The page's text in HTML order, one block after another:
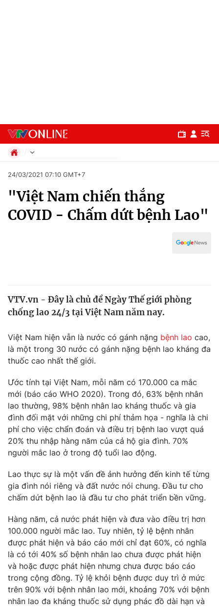
Chuyên mục
Chính trị
Y tế
Thế giới
Tin tức
Câu chuyện quốc tế
Kinh tế
Tài chính
Thị trường
Góc doanh nghiệp
Dữ liệu và đời sống
Truyền hình
Phim VTV
Hậu trường
Nhân vật
Khán giả
Giải sao mai
Giải trí
Điện ảnh
Âm nhạc
Đời sống
Du lịch
Làm đẹp
Chất lượng cuộc sống
Tuyển sinh
Học trực tuyến
Công nghệ
Hitech Công nghệ tương lai
Sản phẩm
Thị trường
Giao lưu trực tuyến
Lịch phát sóng
Xã hội
Pháp luật
Kinh tế
Thể thao
Giáo dục
24/03/2021 07:10 GMT+7
"Việt Nam chiến thắng
COVID - Chấm dứt bệnh Lao"
VTV.vn - Đây là chủ đề Ngày Thế giới phòng
chống lao 24/3 tại Việt Nam năm nay.
Việt Nam hiện vẫn là nước có gánh nặng bệnh lao cao,
là một trong 30 nước có gánh nặng bệnh lao kháng đa
thuốc cao nhất thế giới.
Ước tính tại Việt Nam, mỗi năm có 170.000 ca mắc
mới (báo cáo WHO 2020). Trong đó, 63% bệnh nhân
lao thường, 98% bệnh nhân lao kháng thuốc và gia
đình đối mặt với những chi phí thảm họa - nghĩa là chi
phí cho việc chẩn đoán và điều trị bệnh lao vượt quá
20% thu nhập hàng năm của cả hộ gia đình. 70%
người mắc lao ở trong độ tuổi lao động.
Lao thực sự là một vấn đề ảnh hưởng đến kinh tế từng
gia đình nói riêng và đất nước nói chung. Đầu tư cho
chấm dứt bệnh lao là đầu tư cho phát triển bền vững.
Hàng năm, cả nước phát hiện và đưa vào điều trị hơn
100.000 người mắc lao. Tuy nhiên, tỷ lệ bệnh nhân
được phát hiện và báo cáo mới chỉ đạt 60%, có nghĩa
là có tới 40% số bệnh nhân lao chưa được phát hiện
và hoặc được phát hiện nhưng chưa được báo cáo
trong cộng đồng. Tỷ lệ khỏi bệnh được duy trì ở mức
trên 90% với bệnh nhân lao mới, khoảng 70% với bệnh
nhân lao đa kháng thuốc sử dụng phác đồ dài hạn và